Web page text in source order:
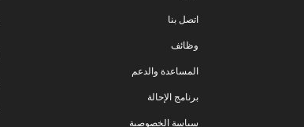
اتصل بنا
وظائف
المساعدة والدعم
برنامج الإحالة
سياسة الخصوصية